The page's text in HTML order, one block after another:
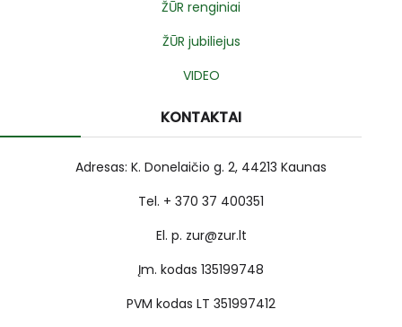
ŽŪR renginiai
ŽŪR jubiliejus
VIDEO
KONTAKTAI
Adresas: K. Donelaičio g. 2, 44213 Kaunas
Tel. + 370 37 400351
El. p. zur@zur.lt
Įm. kodas 135199748
PVM kodas LT 351997412